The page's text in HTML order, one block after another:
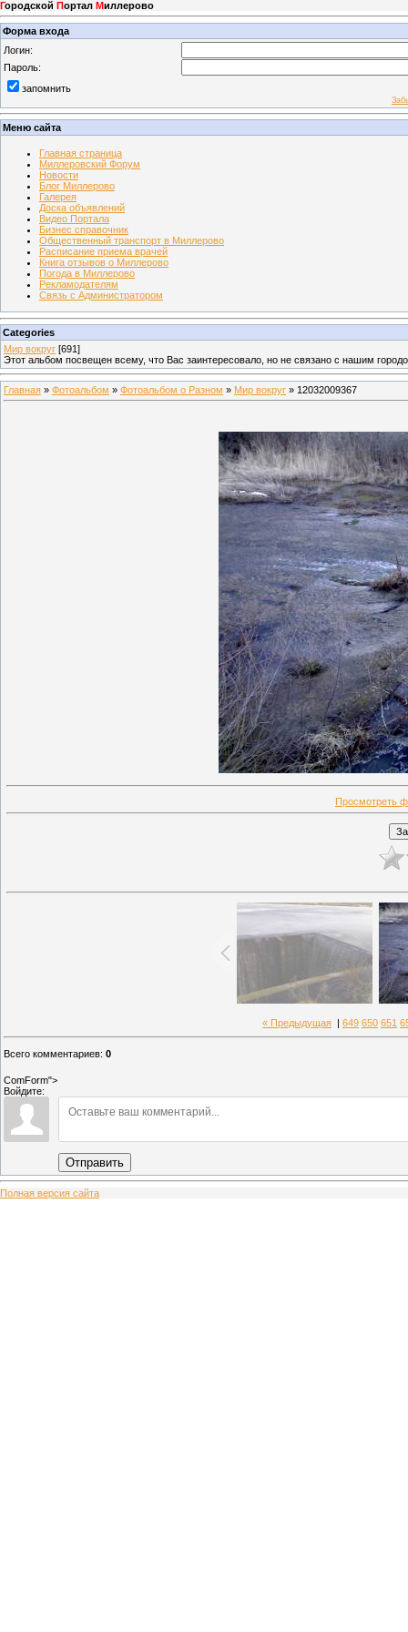
Городской Портал Миллерово
Форма входа
Логин:
Пароль:
запомнить
Меню сайта
Главная страница
Миллеровский Форум
Новости
Блог Миллерово
Галерея
Доска объявлений
Видео Портала
Бизнес справочник
Общественный транспорт в Миллерово
Расписание приема врачей
Книга отзывов о Миллерово
Погода в Миллерово
Рекламодателям
Связь с Администратором
Categories
Мир вокруг [691]
Этот альбом посвещен всему, что Вас заинтересовало, но не связано с нашим
Главная » Фотоальбом » Фотоальбом о Разном » Мир вокруг » 12032009367
Просмотреть
« Предыдущая 649 650 651
Всего комментариев: 0
ComForm">
Войдите:
Отправить
Полная версия сайта